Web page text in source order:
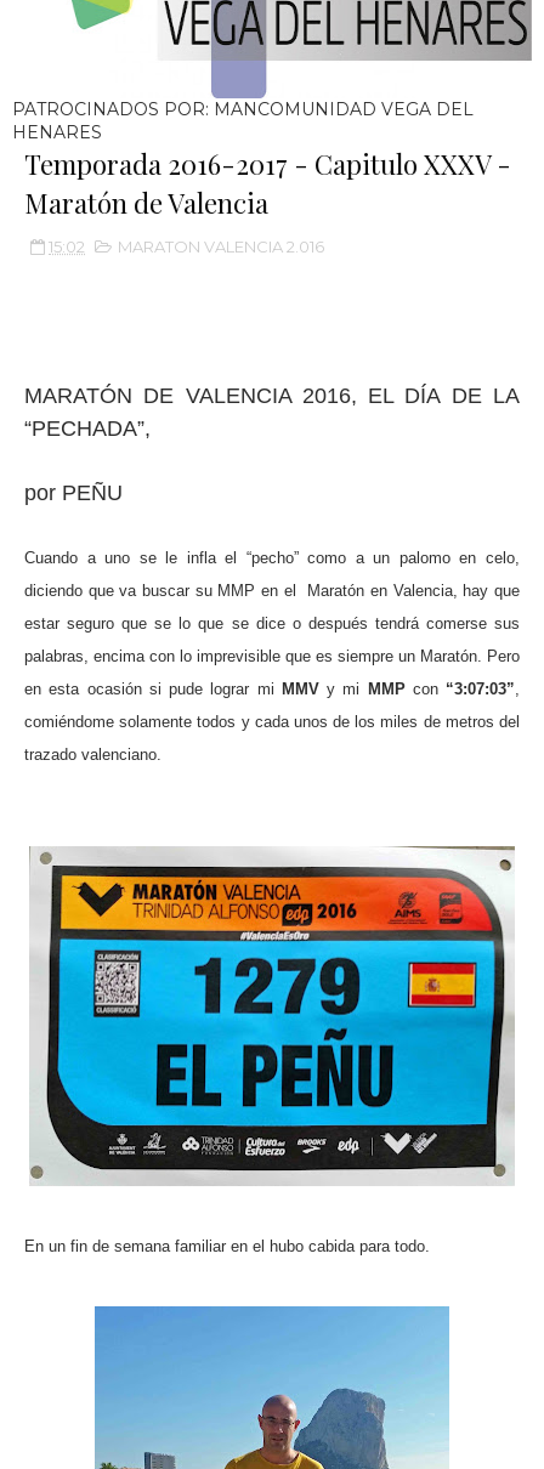
PATROCINADOS POR: MANCOMUNIDAD VEGA DEL
HENARES
Temporada 2016-2017 - Capitulo XXXV -
Maratón de Valencia
15:02 MARATON VALENCIA 2.016
MARATÓN DE VALENCIA 2016, EL DÍA DE LA
“PECHADA”,
por PEÑU
Cuando a uno se le infla el “pecho” como a un palomo en celo,
diciendo que va buscar su MMP en el
Maratón en Valencia, hay que
estar seguro que se lo que se dice o después tendrá comerse sus
palabras, encima con lo imprevisible que es siempre un Maratón. Pero
en esta ocasión si pude lograr mi MMVy mi MMPcon “3:07:03”,
comiéndome solamente todos y cada unos de los miles de metros del
trazado valenciano.
En un fin de semana familiar en el hubo cabida para todo.